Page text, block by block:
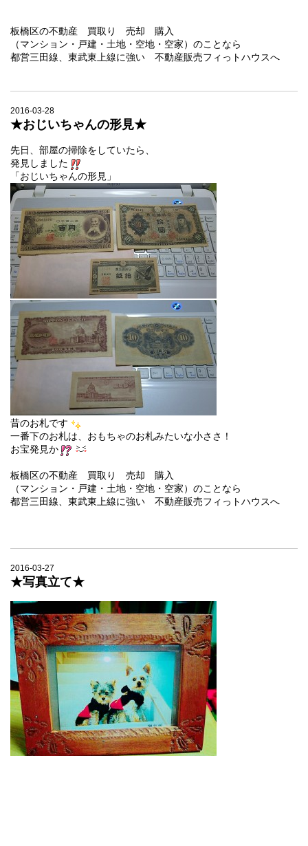
板橋区の不動産 買取り 売却 購入
（マンション・戸建・土地・空地・空家）のことなら
都営三田線、東武東上線に強い 不動産販売フィっトハウスへ
2016-03-28
★おじいちゃんの形見★
先日、部屋の掃除をしていたら、
発見しました
「おじいちゃんの形見」
昔のお札です
一番下のお札は、おもちゃのお札みたいな小ささ！
お宝発見か
板橋区の不動産 買取り 売却 購入
（マンション・戸建・土地・空地・空家）のことなら
都営三田線、東武東上線に強い 不動産販売フィっトハウスへ
2016-03-27
★写真立て★